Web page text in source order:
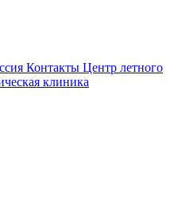
Контакты Центр летного
клиника